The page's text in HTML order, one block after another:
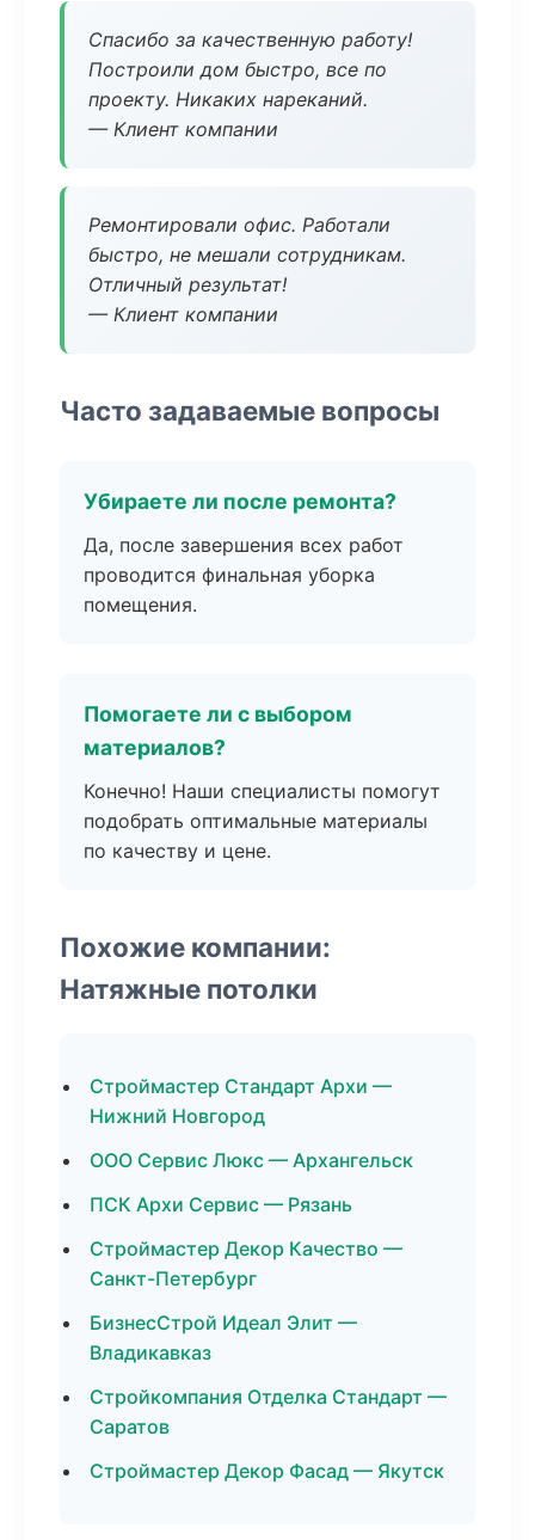
Спасибо за качественную работу!
Построили дом быстро, все по
проекту. Никаких нареканий.
— Клиент компании
Ремонтировали офис. Работали
быстро, не мешали сотрудникам.
Отличный результат!
— Клиент компании
Часто задаваемые вопросы
Убираете ли после ремонта?
Да, после завершения всех работ
проводится финальная уборка
помещения.
Помогаете ли с выбором
материалов?
Конечно! Наши специалисты помогут
подобрать оптимальные материалы
по качеству и цене.
Похожие компании:
Натяжные потолки
Строймастер Стандарт Архи —
Нижний Новгород
ООО Сервис Люкс — Архангельск
ПСК Архи Сервис — Рязань
Строймастер Декор Качество —
Санкт-Петербург
БизнесСтрой Идеал Элит —
Владикавказ
Стройкомпания Отделка Стандарт —
Саратов
Строймастер Декор Фасад — Якутск